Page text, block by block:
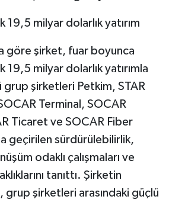
19,5 milyar dolarlık yatırım
göre şirket, fuar boyunca
19,5 milyar dolarlık yatırımla
şirketleri Petkim, STAR
Terminal, SOCAR
Ticaret ve SOCAR Fiber
geçirilen sürdürülebilirlik,
odaklı çalışmaları ve
tanıttı. Şirketin
şirketleri arasındaki güçlü